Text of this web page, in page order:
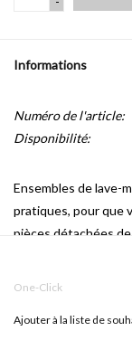
Informations
Numéro de l'article:
Disponibilité:
Ensembles de lave-
pratiques, pour que
pièces détachées
CL/06.05.003.29.R
One-Click
Ajouter à la liste de